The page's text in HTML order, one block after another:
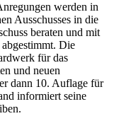
werden in
Ausschusses in die
beraten und mit
Die
für das
und neuen
dann 10. Auflage für
informiert seine